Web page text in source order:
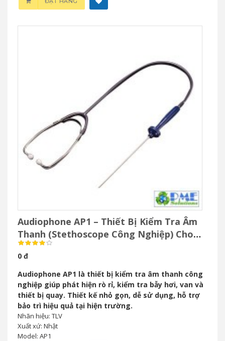
Audiophone AP1 – Thiết Bị Kiểm Tra Âm
Thanh (Stethoscope Công Nghiệp) Cho
Bảo Trì Công Nghiệp
0 đ
Audiophone AP1 là thiết bị kiểm tra âm thanh công
nghiệp giúp phát hiện rò rỉ, kiểm tra bẫy hơi, van và
thiết bị quay. Thiết kế nhỏ gọn, dễ sử dụng, hỗ trợ
bảo trì hiệu quả tại hiện trường.
Nhãn hiệu: TLV
Xuất xứ: Nhật
Model: AP1